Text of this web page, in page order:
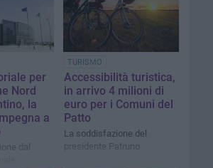
per
Nord
la
a
dal
TURISMO
Accessibilità turistica,
in arrivo 4 milioni di
euro per i Comuni del
Patto
La soddisfazione del
presidente Patruno